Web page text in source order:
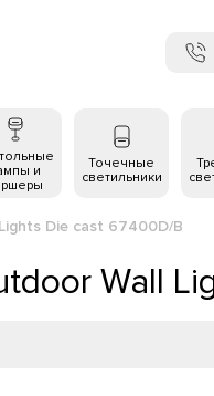
и
Точечные
светильники
Die cast 67400D/B
Wall